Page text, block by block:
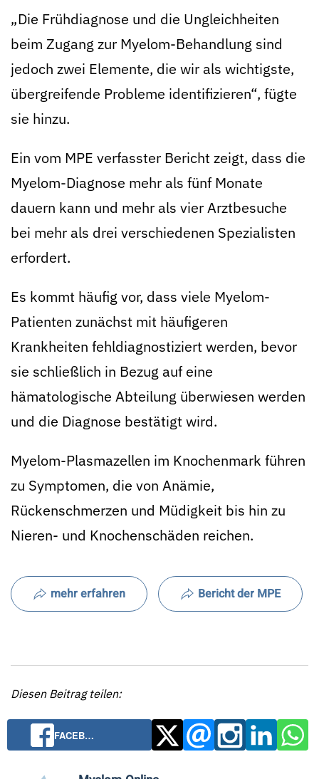
„Die Frühdiagnose und die Ungleichheiten
beim Zugang zur Myelom-Behandlung sind
jedoch zwei Elemente, die wir als wichtigste,
übergreifende Probleme identifizieren“, fügte
sie hinzu.
Ein vom MPE verfasster Bericht zeigt, dass die
Myelom-Diagnose mehr als fünf Monate
dauern kann und mehr als vier Arztbesuche
bei mehr als drei verschiedenen Spezialisten
erfordert.
Es kommt häufig vor, dass viele Myelom-
Patienten zunächst mit häufigeren
Krankheiten fehldiagnostiziert werden, bevor
sie schließlich in Bezug auf eine
hämatologische Abteilung überwiesen werden
und die Diagnose bestätigt wird.
Myelom-Plasmazellen im Knochenmark führen
zu Symptomen, die von Anämie,
Rückenschmerzen und Müdigkeit bis hin zu
Nieren- und Knochenschäden reichen.
mehr erfahren Bericht der MPE
Diesen Beitrag teilen:
FACEB…